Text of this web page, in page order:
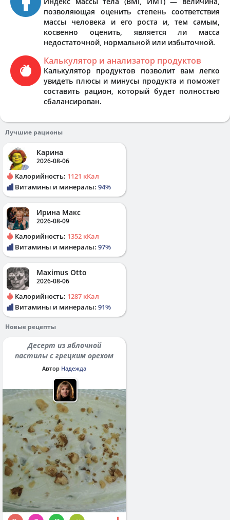
позволяющая оценить степень соответствия
массы человека и его роста и, тем самым,
косвенно оценить, является ли масса
недостаточной, нормальной или избыточной.
Калькулятор и анализатор продуктов
Калькулятор продуктов позволит вам легко
увидеть плюсы и минусы продукта и поможет
составить рацион, который будет полностью
сбалансирован.
Лучшие рационы
Карина
2026-08-06
Калорийность: 1121 кКал
Витамины и минералы: 94%
Ирина Макс
2026-08-09
Калорийность: 1352 кКал
Витамины и минералы: 97%
Maximus Otto
2026-08-06
Калорийность: 1287 кКал
Витамины и минералы: 91%
Новые рецепты
Десерт из яблочной
пастилы с грецким орехом
Автор Надежда